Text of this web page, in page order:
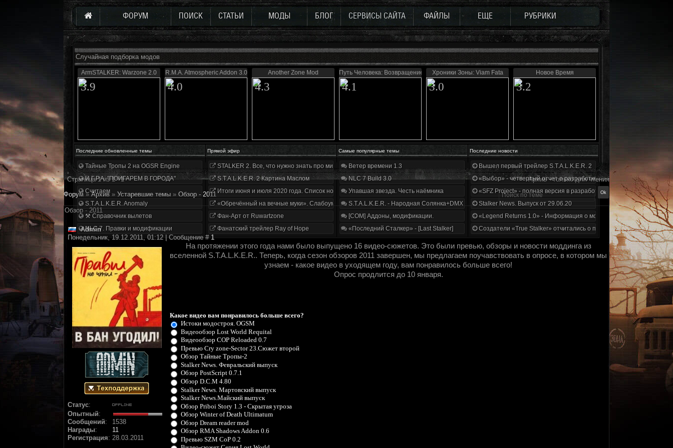
ФОРУМ ПОИСК СТАТЬИ МОДЫ БЛОГ СЕРВИСЫ САЙТА ФАЙЛЫ ЕЩЕ РУБРИКИ
Случайная подборка модов
ArmSTALKER: Warzone 2.0
3.9
R.M.A. Atmospheric Addon 3.0
4.0
Another Zone Mod
4.3
Путь Человека: Возвращение
4.1
Хроники Зоны: Viam Fata
3.0
Новое Время
3.2
Последние обновленные темы Прямой эфир Самые популярные темы Последние новости
Тайные Тропы 2 на OGSR Engine
И.Г.Р.А. "ПОИГАРЕМ В ГОРОДА"
Считаем
S.T.A.L.K.E.R. Anomaly
⚒ Справочник вылетов
NLC 7. Правки и модификации
STALKER 2. Все, что нужно знать про мир, геймплей и сюжет | Разбор трейлера
S.T.A.L.K.E.R. 2 Картина Маслом
Итоги июня и июля 2020 года. Список нововведений
«Обречённый на вечные муки». Слабоумие и отвага
Фан-Арт от Ruwartzone
Фанатский трейлер Ray of Hope
Ветер времени 1.3
NLC 7 Build 3.0
Упавшая звезда. Честь наёмника
S.T.A.L.K.E.R. - Народная Солянка+DMX 1.3.5.ООП.МА.К.
[COM] Аддоны, модификации.
«Последний Сталкер» - [Last Stalker]
Вышел первый трейлер S.T.A.L.K.E.R. 2
«Выбор» - четвертый отчет о разработке!
«SFZ Project» - полная версия в разработке!
Stalker News. Выпуск от 29.06.20
«Legend Returns 1.0» - Информация о моде за июнь 2020
Создатели «True Stalker» отчитались о проделанной работе
Страница1из1 1
Архив - только для чтения
Форум » Архив » Устаревшие темы » Обзор - 2011
Обзор - 2011
Аdmin
Понедельник, 19.12.2011, 01:12 | Сообщение #1
Статус:
Опытный:
Сообщений:
1538
Награды:
11
Регистрация: 28.03.2011
На протяжении этого года нами было выпущено 16 видео-сюжетов. Это были превью, обзоры и новости моддинга из
вселенной S.T.A.L.K.E.R.. Теперь, когда сезон обзоров 2011 завершен, мы предлагаем поучавствовать в опросе, в котором мы
узнаем - какое видео в уходящем году, вам понравилось больше всего!
Опрос продлится до 10 января.
Какое видео вам понравилось больше всего?
Истоки модостроя. OGSM
Видеообзор Lost World Requital
Видеообзор COP Reloaded 0.7
Превью Cry zone-Sector 23.Сюжет второй
Обзор Тайные Тропы-2
Stalker News. Февральский выпуск
Обзор PostScript 0.7.1
Обзор D.C.M 4.80
Stalker News. Мартовский выпуск
Stalker News.Майский выпуск
Обзор Priboi Story 1.3 - Скрытая угроза
Обзор Winter of Death Ultimatum
Обзор Dream reader mod
Обзор RMA Shadows Addon 0.6
Превью SZM CoP 0.2